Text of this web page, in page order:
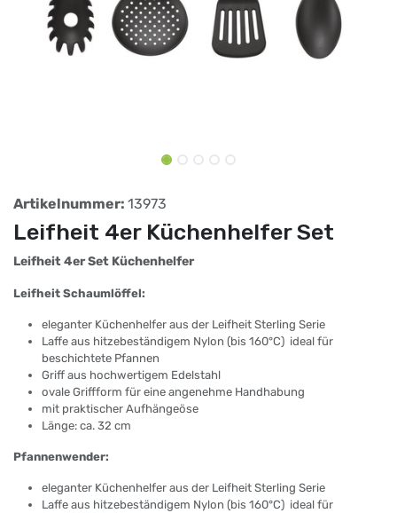
Artikelnummer: 13973
Leifheit 4er Küchenhelfer Set
Leifheit 4er Set Küchenhelfer
Leifheit Schaumlöffel:
eleganter Küchenhelfer aus der Leifheit Sterling Serie
Laffe aus hitzebeständigem Nylon (bis 160°C)  ideal für
beschichtete Pfannen
Griff aus hochwertigem Edelstahl
ovale Griffform für eine angenehme Handhabung
mit praktischer Aufhängeöse
Länge: ca. 32 cm
Pfannenwender:
eleganter Küchenhelfer aus der Leifheit Sterling Serie
Laffe aus hitzebeständigem Nylon (bis 160°C)  ideal für